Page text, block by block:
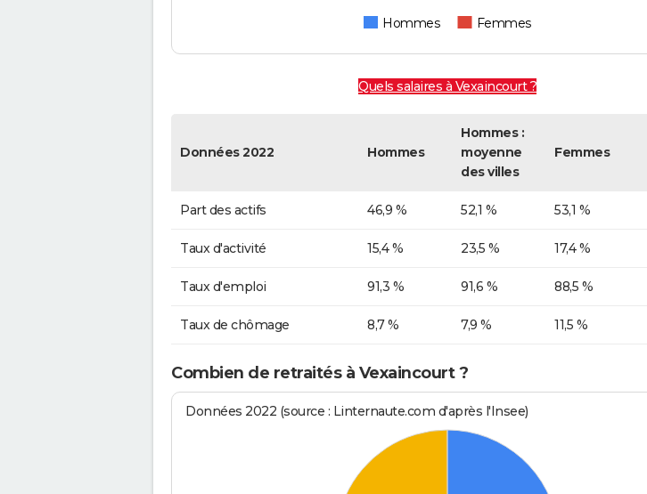
Hommes Femmes
Quels salaires à Vexaincourt ?
Données 2022 Hommes
Hommes :
moyenne
des villes
Femmes
Part des actifs 46,9 % 52,1 % 53,1 %
Taux d'activité 15,4 % 23,5 % 17,4 %
Taux d'emploi 91,3 % 91,6 % 88,5 %
Taux de chômage 8,7 % 7,9 % 11,5 %
Combien de retraités à Vexaincourt ?
Données 2022 (source : Linternaute.com d'après l'Insee)